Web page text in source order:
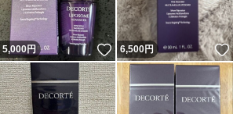
いいね！
5,000円 いいね！
6,500円